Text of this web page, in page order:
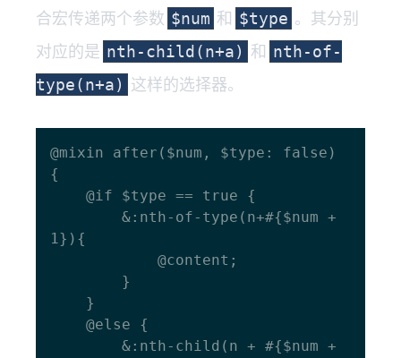
合宏传递两个参数 $num 和 $type 。其分别
对应的是 nth-child(n+a) 和 nth-of-
type(n+a) 这样的选择器。
@mixin after($num, $type: false)
{
1}){